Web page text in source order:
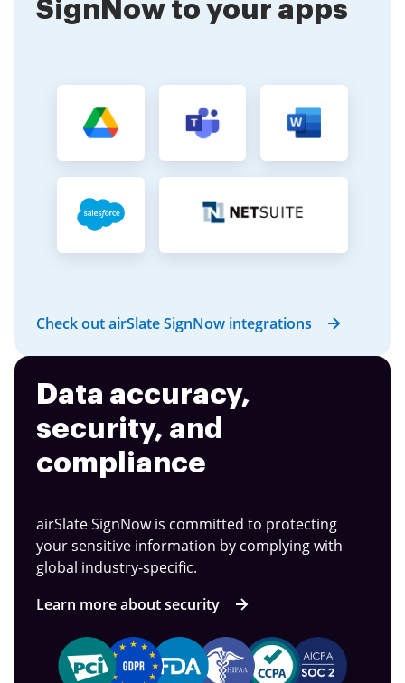
SignNow to your apps
Check out airSlate SignNow integrations
Data accuracy,
security, and
compliance
airSlate SignNow is committed to protecting
your sensitive information by complying with
global industry-specific.
Learn more about security